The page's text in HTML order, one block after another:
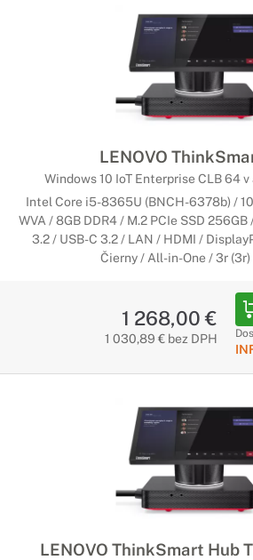
LENOVO
Windows 10 IoT Enterprise CLB 64
Intel Core i5-8365U (BNCH-6378b) /
WVA / 8GB DDR4 / M.2 PCIe SSD
3.2 / USB-C 3.2 / LAN / HDMI /
Čierny / All-in-One / 3r (3r)
1 268,00 €
1 030,89 € bez DPH
LENOVO ThinkSmart Hub